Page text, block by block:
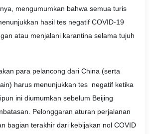
mengumumkan bahwa semua turis
hasil tes negatif COVID-19
atau menjalani karantina selama tujuh
para pelancong dari China (serta
harus menunjukkan tes negatif ketika
ini diumumkan sebelum Beijing
Pelonggaran aturan perjalanan
bagian terakhir dari kebijakan nol COVID